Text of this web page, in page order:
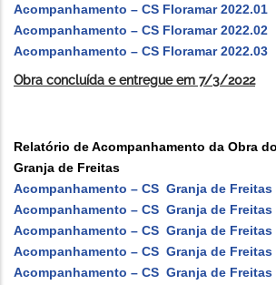
Acompanhamento – CS Floramar 2022.01
Acompanhamento – CS Floramar 2022.02
Acompanhamento – CS Floramar 2022.03
Obra concluída e entregue em 7/3/2022
Relatório de Acompanhamento da Obra
Granja de Freitas
Acompanhamento – CS Granja de Freitas
Acompanhamento – CS Granja de Freitas
Acompanhamento – CS Granja de Freitas
Acompanhamento – CS Granja de Freitas
Acompanhamento – CS Granja de Freitas